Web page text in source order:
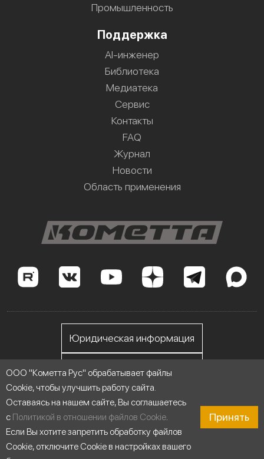
Промышленность
Поддержка
AI-инженер
Библиотека
Медиатека
Сервис
Контакты
FAQ
Журнал
Новости
Область применения
ООО "Кометта Рус", ИНН 7705558076
© 2014-2026 Насосы Кометта - Сделано для России
Юридическая информация
Личный кабинет
ООО "Кометта Рус" обрабатывает файлы
Cookie, чтобы улучшить работу сайта.
Оставаясь на нашем сайте, Вы соглашаетесь
с Политикой в отношении файлов Cookie.
Если Вы хотите запретить обработку файлов
Cookie, отключите Cookie в настройках вашего
Принять